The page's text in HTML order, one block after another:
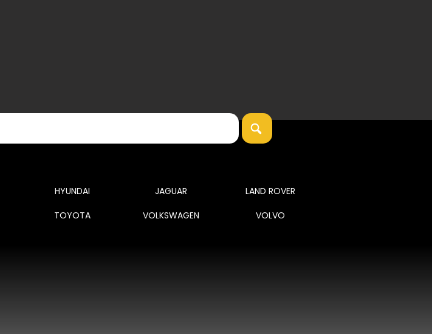
HYUNDAI
TOYOTA
JAGUAR
VOLKSWAGEN
LAND ROVER
VOLVO